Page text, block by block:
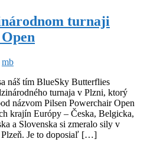
turnaji
mb
náš tím BlueSky Butterflies
turnaja v Plzni, ktorý
názvom Pilsen Powerchair Open
krajín Európy – Česka, Belgicka,
a Slovenska si zmeralo sily v
Je to doposiaľ […]